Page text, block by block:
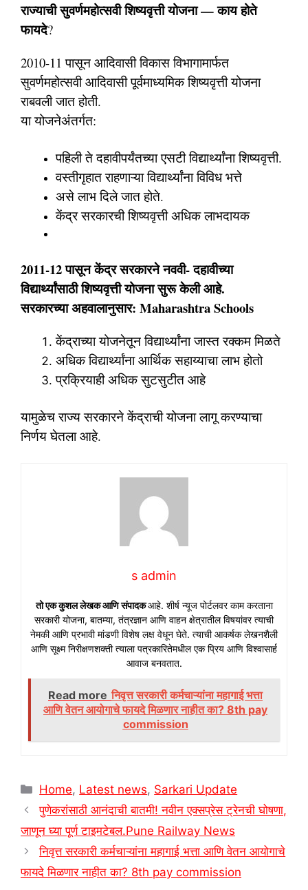
राज्याची सुवर्णमहोत्सवी शिष्यवृत्ती योजना — काय होते
फायदे?
2010-11 पासून आदिवासी विकास विभागामार्फत
सुवर्णमहोत्सवी आदिवासी पूर्वमाध्यमिक शिष्यवृत्ती योजना
राबवली जात होती.
या योजनेअंतर्गत:
पहिली ते दहावीपर्यंतच्या एसटी विद्यार्थ्यांना शिष्यवृत्ती.
वस्तीगृहात राहणाऱ्या विद्यार्थ्यांना विविध भत्ते
असे लाभ दिले जात होते.
केंद्र सरकारची शिष्यवृत्ती अधिक लाभदायक
2011-12 पासून केंद्र सरकारने नववी- दहावीच्या
विद्यार्थ्यांसाठी शिष्यवृत्ती योजना सुरू केली आहे.
सरकारच्या अहवालानुसार: Maharashtra Schools
केंद्राच्या योजनेतून विद्यार्थ्यांना जास्त रक्कम मिळते
अधिक विद्यार्थ्यांना आर्थिक सहाय्याचा लाभ होतो
प्रक्रियाही अधिक सुटसुटीत आहे
यामुळेच राज्य सरकारने केंद्राची योजना लागू करण्याचा
निर्णय घेतला आहे.
s admin
तो एक कुशल लेखक आणि संपादकआहे. शीर्ष न्यूज पोर्टलवर काम करताना
सरकारी योजना, बातम्या, तंत्रज्ञान आणि वाहन क्षेत्रातील विषयांवर त्याची
नेमकी आणि प्रभावी मांडणी विशेष लक्ष वेधून घेते. त्याची आकर्षक लेखनशैली
आणि सूक्ष्म निरीक्षणशक्ती त्याला पत्रकारितेमधील एक प्रिय आणि विश्वासार्ह
आवाज बनवतात.
Read more निवृत्त सरकारी कर्मचाऱ्यांना महागाई भत्ता
आणि वेतन आयोगाचे फायदे मिळणार नाहीत का? 8th pay
commission
Categories
Home, Latest news, Sarkari Update
पुणेकरांसाठी आनंदाची बातमी! नवीन एक्सप्रेस ट्रेनची घोषणा,
जाणून घ्या पूर्ण टाइमटेबल.Pune Railway News
निवृत्त सरकारी कर्मचाऱ्यांना महागाई भत्ता आणि वेतन आयोगाचे
फायदे मिळणार नाहीत का? 8th pay commission